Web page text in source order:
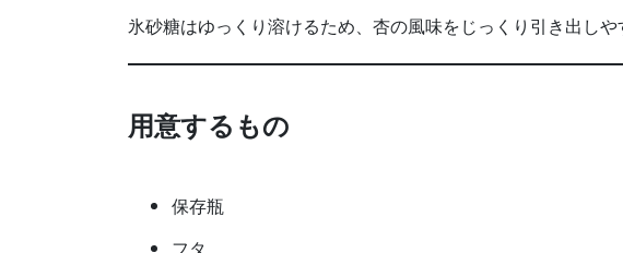
氷砂糖はゆっくり溶けるため、杏の風味をじっくり引き出しや
用意するもの
保存瓶